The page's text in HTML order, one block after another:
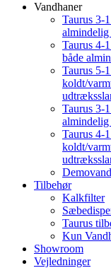
Vandhaner
Taurus 3-
almindelig
Taurus 4-
både
Taurus 5-
koldt/
Taurus 3-
almindelig
Taurus 4-
koldt/
Tilbehør
Kalkfilter
Taurus
Kun
Showroom
Vejledninger